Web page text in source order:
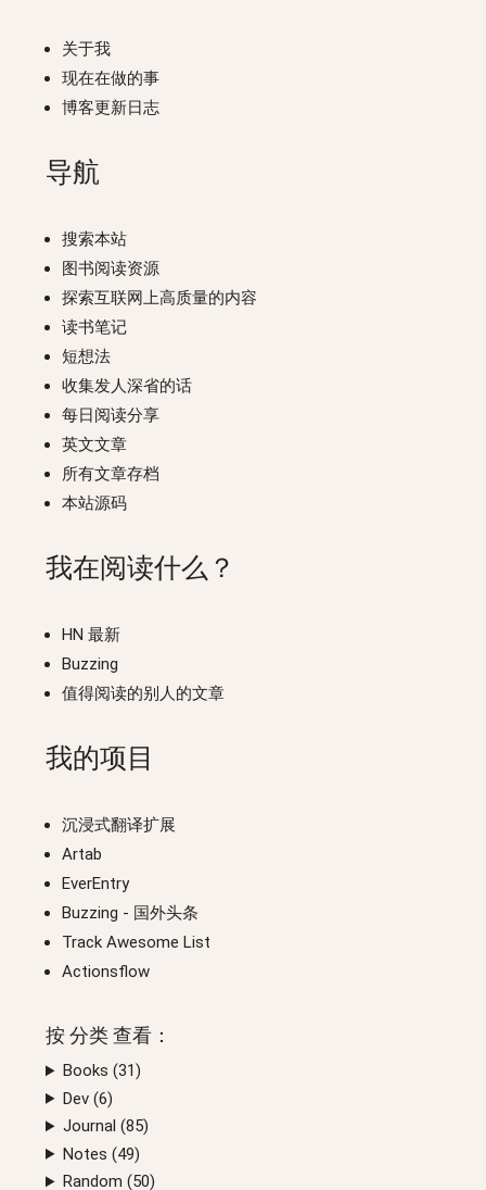
关于我
现在在做的事
博客更新日志
导航
搜索本站
图书阅读资源
探索互联网上高质量的内容
读书笔记
短想法
收集发人深省的话
每日阅读分享
英文文章
所有文章存档
本站源码
我在阅读什么？
HN 最新
Buzzing
值得阅读的别人的文章
我的项目
沉浸式翻译扩展
Artab
EverEntry
Buzzing - 国外头条
Track Awesome List
Actionsflow
按 分类 查看：
Books (31)
Dev (6)
Journal (85)
Notes (49)
Random (50)